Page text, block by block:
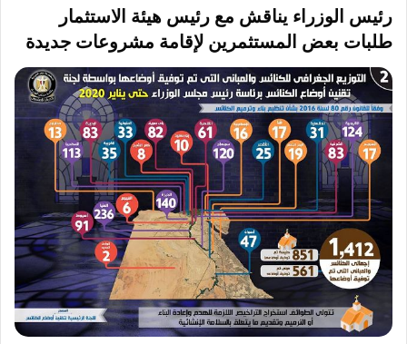
رئيس الوزراء يناقش مع رئيس هيئة الاستثمار
طلبات بعض المستثمرين لإقامة مشروعات جديدة